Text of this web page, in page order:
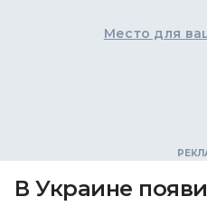
Место для
В Украине